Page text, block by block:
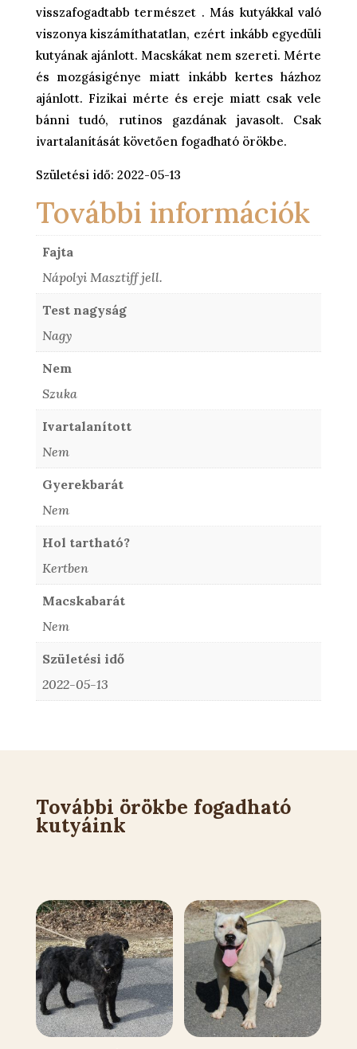
visszafogadtabb természet . Más kutyákkal való
viszonya kiszámíthatatlan, ezért inkább egyedüli
kutyának ajánlott. Macskákat nem szereti. Mérte
és mozgásigénye miatt inkább kertes házhoz
ajánlott. Fizikai mérte és ereje miatt csak vele
bánni tudó, rutinos gazdának javasolt. Csak
ivartalanítását követően fogadható örökbe.
Születési idő: 2022-05-13
További információk
Fajta
Nápolyi Masztiff jell.
Test nagyság
Nagy
Nem
Szuka
Ivartalanított
Nem
Gyerekbarát
Nem
Hol tartható?
Kertben
Macskabarát
Nem
Születési idő
2022-05-13
További örökbe fogadható
kutyáink